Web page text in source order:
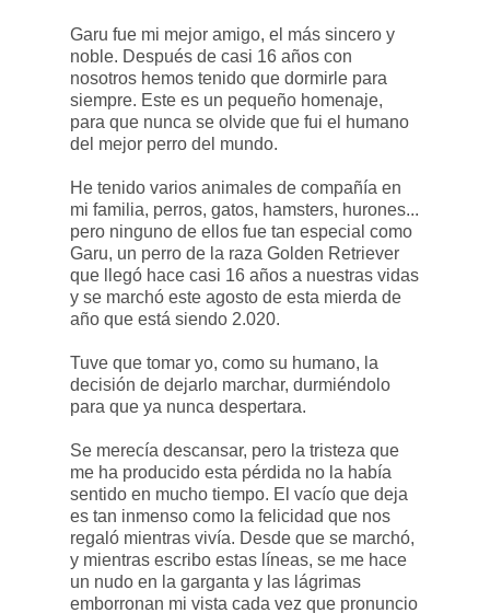
Garu fue mi mejor amigo, el más sincero y
noble. Después de casi 16 años con
nosotros hemos tenido que dormirle para
siempre. Este es un pequeño homenaje,
para que nunca se olvide que fui el humano
del mejor perro del mundo.
He tenido varios animales de compañía en
mi familia, perros, gatos, hamsters, hurones...
pero ninguno de ellos fue tan especial como
Garu, un perro de la raza Golden Retriever
que llegó hace casi 16 años a nuestras vidas
y se marchó este agosto de esta mierda de
año que está siendo 2.020.
Tuve que tomar yo, como su humano, la
decisión de dejarlo marchar, durmiéndolo
para que ya nunca despertara.
Se merecía descansar, pero la tristeza que
me ha producido esta pérdida no la había
sentido en mucho tiempo. El vacío que deja
es tan inmenso como la felicidad que nos
regaló mientras vivía. Desde que se marchó,
y mientras escribo estas líneas, se me hace
un nudo en la garganta y las lágrimas
emborronan mi vista cada vez que pronuncio